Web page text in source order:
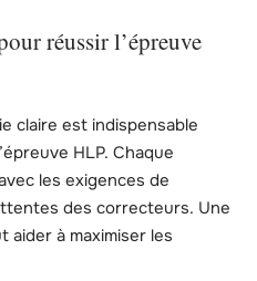
réussir l’épreuve
claire est indispensable
HLP. Chaque
les exigences de
des correcteurs. Une
à maximiser les